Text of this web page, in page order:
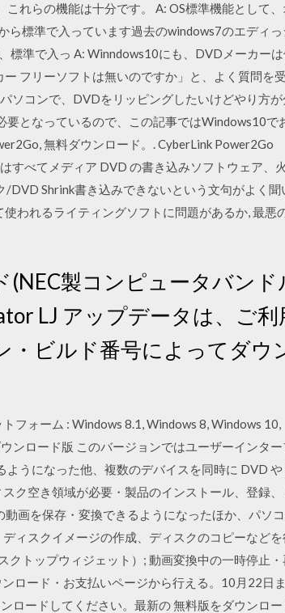
れらの機能は十分です。 A: OS標準機能として
ら標準で入っています過去のwindows7のエディっ
標準で入っ A: Winndows10にも、DVDメーカーは
フリーソフトは無いのですか」と、よく質問を
ソコンで、DVDをリッピングしたいけどやり方が
となっているので、この記事ではWindows10で
無料ダウンロード。. CyberLink Power2Go
すべてメディア DVD の書き込みソフトウェア、
DVD Shrink書き込みできないという文句がよく聞
われるライティングソフトに問題があるか, 最悪
(NEC製コンピュータバンド
LJ アップデータは、ご利
・ビルド番号によってダウ
フォーム : Windows 8.1, Windows 8, Windows 10,
ンロード版 このバージョンではユーザーインター
うになった他、複数のデバイスを同時に DVD や
ク空き領域が必要・製品のインストール、登録
画を保存・変換できるようになったほか、パソ
ィスクイメージの作成、ディスクのコピーなどを
トップウィジェット）; 動画変換中の一時停止・
ロード・お支払いページから行える。10月22日
ロードしてください。最新の 無料版をダウンロー